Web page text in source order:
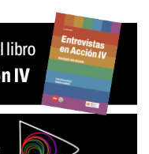
a la población |